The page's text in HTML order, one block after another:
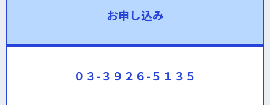
お申し込み
０３-３９２６-５１３５